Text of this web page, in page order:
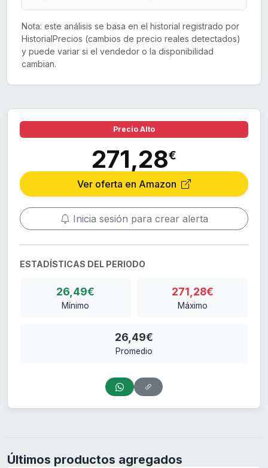
Nota: este análisis se basa en el historial registrado por
HistorialPrecios (cambios de precio reales detectados)
y puede variar si el vendedor o la disponibilidad
cambian.
Precio Alto
271,28€
Ver oferta en Amazon
Inicia sesión para crear alerta
ESTADÍSTICAS DEL PERIODO
26,49€
Mínimo
271,28€
Máximo
26,49€
Promedio
Últimos productos agregados